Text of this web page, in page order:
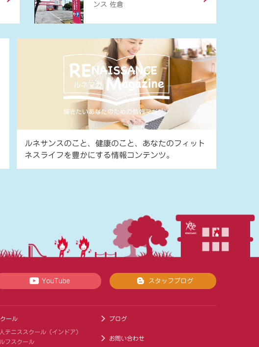
ンス 佐倉
ルネサンスのこと、健康のこと、あなたのフィット
ネスライフを豊かにする情報コンテンツ。
YouTube スタッフブログ
ール
テニススクール（インドア）
フスクール
ブログ
お問い合わせ